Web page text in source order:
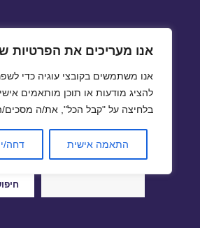
אנו מעריכים את הפרטיות
אנו משתמשים בקובצי עוגיה כדי
להציג מודעות או תוכן מותאמים
בלחיצה על "קבל הכל", את/ה מסכים/ה
התאמה אישית דחה/
טיסה זולה | טיסות זולות
חיפוש